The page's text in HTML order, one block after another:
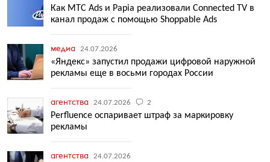
Как МТС Ads и Papia реализовали Connected TV в
канал продаж с помощью Shoppable Ads
медиа 24.07.2026
«Яндекс» запустил продажи цифровой наружной
рекламы еще в восьми городах России
агентства 24.07.2026 2
Perfluence оспаривает штраф за маркировку
рекламы
агентства 24.07.2026